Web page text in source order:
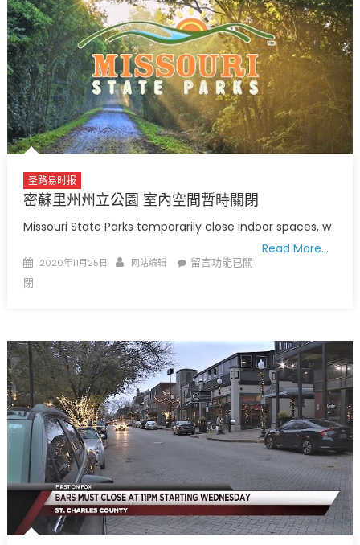
疫
手
册》
王
瑾
医
生
新
冠
毒
情
络
要〉
圣路易时报
密蘇里州州立公園 室內空間暫時關閉
Missouri State Parks temporarily close indoor spaces, w
Read More…
Posted
2020年11月25日 Author
网站编辑
在
立
公
園
室
間
暫
時
關
留言功能已關
閉